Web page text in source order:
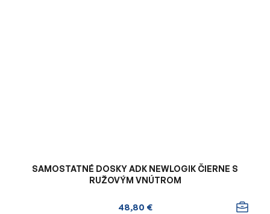
SAMOSTATNÉ DOSKY ADK NEWLOGIK ČIERNE S
RUŽOVÝM VNÚTROM
48,80 €